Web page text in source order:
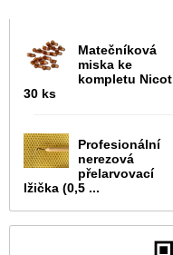
Matečníková
miska ke
kompletu Nicot
30 ks
Profesionální
nerezová
přelarvovací
lžička (0,5 ...